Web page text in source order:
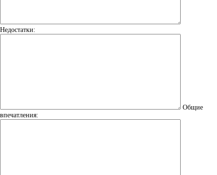
Недостатки:
Общие
впечатления: